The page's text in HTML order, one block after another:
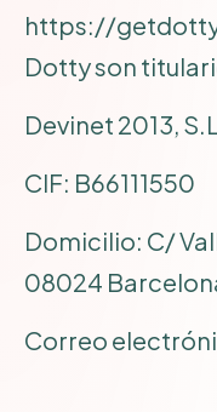
https://
Dotty son
Devinet 2013,
CIF: B66111550
Domicilio: C/
08024
Correo